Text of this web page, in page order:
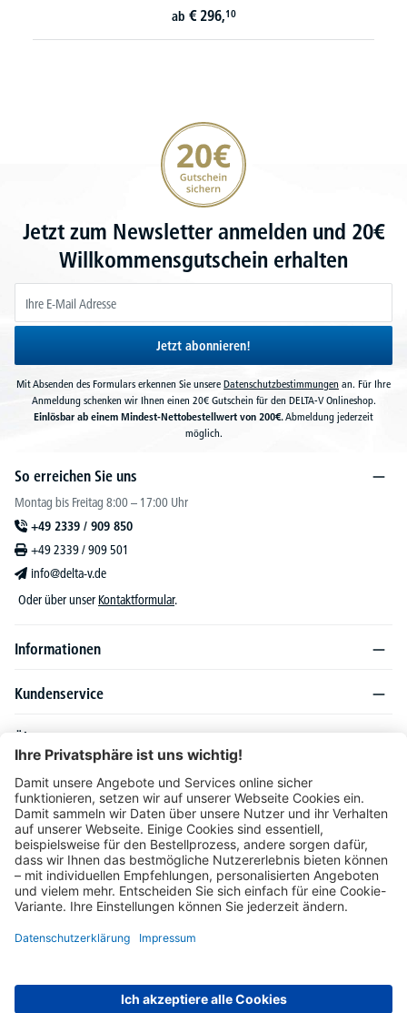
ab € 296,10
20€ Gutschein sichern
Jetzt zum Newsletter anmelden und 20€
Willkommensgutschein erhalten
Jetzt abonnieren!
Mit Absenden des Formulars erkennen Sie unsere Datenschutzbestimmungen an. Für Ihre
Anmeldung schenken wir Ihnen einen 20€ Gutschein für den DELTA-V Onlineshop.
Einlösbar ab einem Mindest-Nettobestellwert von 200€.Abmeldung jederzeit
möglich.
So erreichen Sie uns
Montag bis Freitag 8:00 – 17:00 Uhr
+49 2339 / 909 850
+49 2339 / 909 501
info@delta-v.de
Oder über unser Kontaktformular.
Informationen
Kundenservice
Über DELTA-V
Produktsortiment
Ratgeber
Folgen Sie uns auch auf
Unser Angebot richtet sich ausschließlich an Industrie, Handel, Gewerbe und
europäische Ausland gelten Sonderkonditionen, die auf Anfrage mitgeteilt werden.